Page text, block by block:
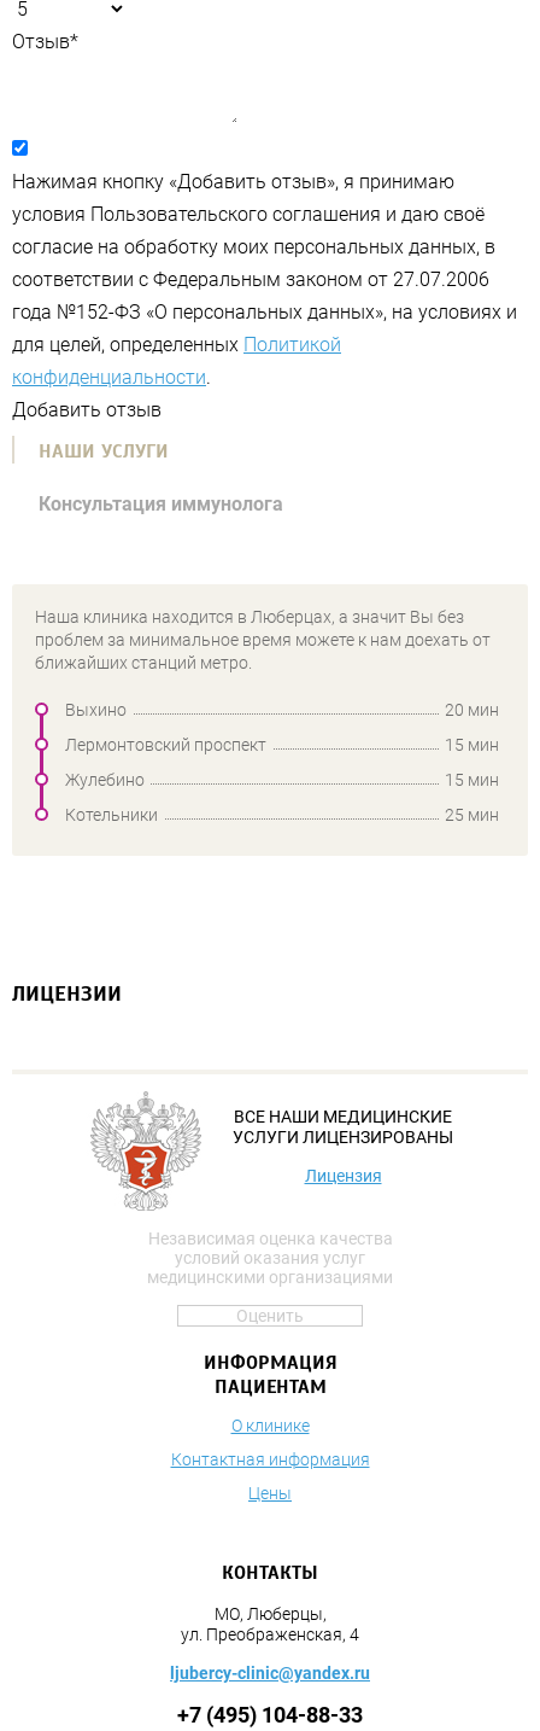
Отзыв*
Нажимая кнопку «Добавить отзыв», я принимаю
условия Пользовательского соглашения и даю своё
согласие на обработку моих персональных данных, в
соответствии с Федеральным законом от 27.07.2006
года №152-ФЗ «О персональных данных», на условиях и
для целей, определенных Политикой
конфиденциальности.
Добавить отзыв
НАШИ УСЛУГИ
Консультация иммунолога
Наша клиника находится в Люберцах, а значит Вы без
проблем за минимальное время можете к нам доехать от
ближайших станций метро.
Выхино
20 мин
Лермонтовский проспект
15 мин
Жулебино
15 мин
Котельники
25 мин
ЛИЦЕНЗИИ
ВСЕ НАШИ МЕДИЦИНСКИЕ
УСЛУГИ ЛИЦЕНЗИРОВАНЫ
Лицензия
Независимая оценка качества
условий оказания услуг
медицинскими организациями
Оценить
ИНФОРМАЦИЯ
ПАЦИЕНТАМ
О клинике
Контактная информация
Цены
КОНТАКТЫ
МО, Люберцы,
ул. Преображенская, 4
ljubercy-clinic@yandex.ru
+7 (495) 104-88-33